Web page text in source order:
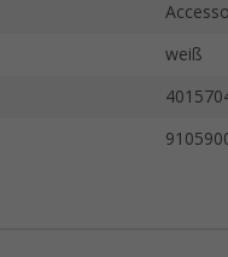
weiß